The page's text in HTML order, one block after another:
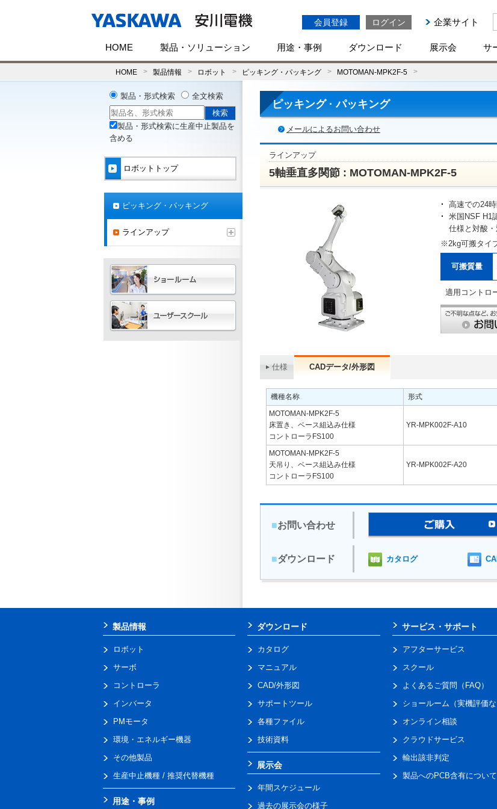
会員登録 ログイン 企業サイト
HOME 製品・ソリューション 用途・事例 ダウンロード 展示会 サ
HOME 製品情報 ロボット ピッキング・パッキング MOTOMAN-MPK2F-5
ピッキング · パッキング
メールによるお問い合わせ
ラインアップ
5軸垂直多関節 : MOTOMAN-MPK2F-5
高速での24
米国NSF H1
仕様と対酸
※2kg可搬タイ
可搬質量
適用コントロ
仕様 CADデータ/外形図
機種名称 形式
MOTOMAN-MPK2F-5
床置き、ベース組込み仕様
コントローラFS100
YR-MPK002F-A10
MOTOMAN-MPK2F-5
天吊り、ベース組込み仕様
コントローラFS100
YR-MPK002F-A20
■お問い合わせ
■ダウンロード カタログ
製品・形式検索 全文検索
製品・形式検索に生産中止製品を
含める
ロボットトップ
ピッキング・パッキング
ラインアップ
製品情報
ロボット
サーボ
コントローラ
インバータ
PMモータ
環境・エネルギー機器
その他製品
生産中止機種 / 推奨代替機種
用途・事例
ダウンロード
カタログ
マニュアル
CAD/外形図
サポートツール
各種ファイル
技術資料
展示会
年間スケジュール
過去の展示会の様子
サービス・サポート
アフターサービス
スクール
よくあるご質問（FAQ）
ショールーム（実機評価な
オンライン相談
クラウドサービス
輸出該非判定
製品へのPCB含有について